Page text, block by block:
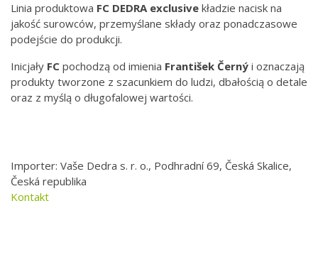
Linia produktowa FC DEDRA exclusive kładzie nacisk na
jakość surowców, przemyślane składy oraz ponadczasowe
podejście do produkcji.
Inicjały FC pochodzą od imienia František Černý i oznaczają
produkty tworzone z szacunkiem do ludzi, dbałością o detale
oraz z myślą o długofalowej wartości.
Importer: Vaše Dedra s. r. o., Podhradní 69, Česká Skalice,
Česká republika
Kontakt